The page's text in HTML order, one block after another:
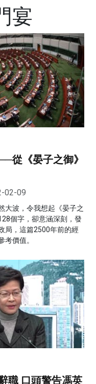
宴
從《晏子之御》
02-09
大波，令我想起《晏子之
個字，卻意涵深刻，發
局，這篇2500年前的經
考價值。
職 口頭警告馮英